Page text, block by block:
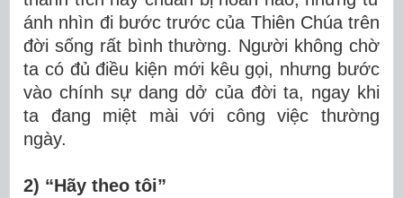
ánh nhìn đi bước trước của Thiên Chúa trên
đời sống rất bình thường. Người không chờ
ta có đủ điều kiện mới kêu gọi, nhưng bước
vào chính sự dang dở của đời ta, ngay khi
ta đang miệt mài với công việc thường
ngày.
2) “Hãy theo tôi”